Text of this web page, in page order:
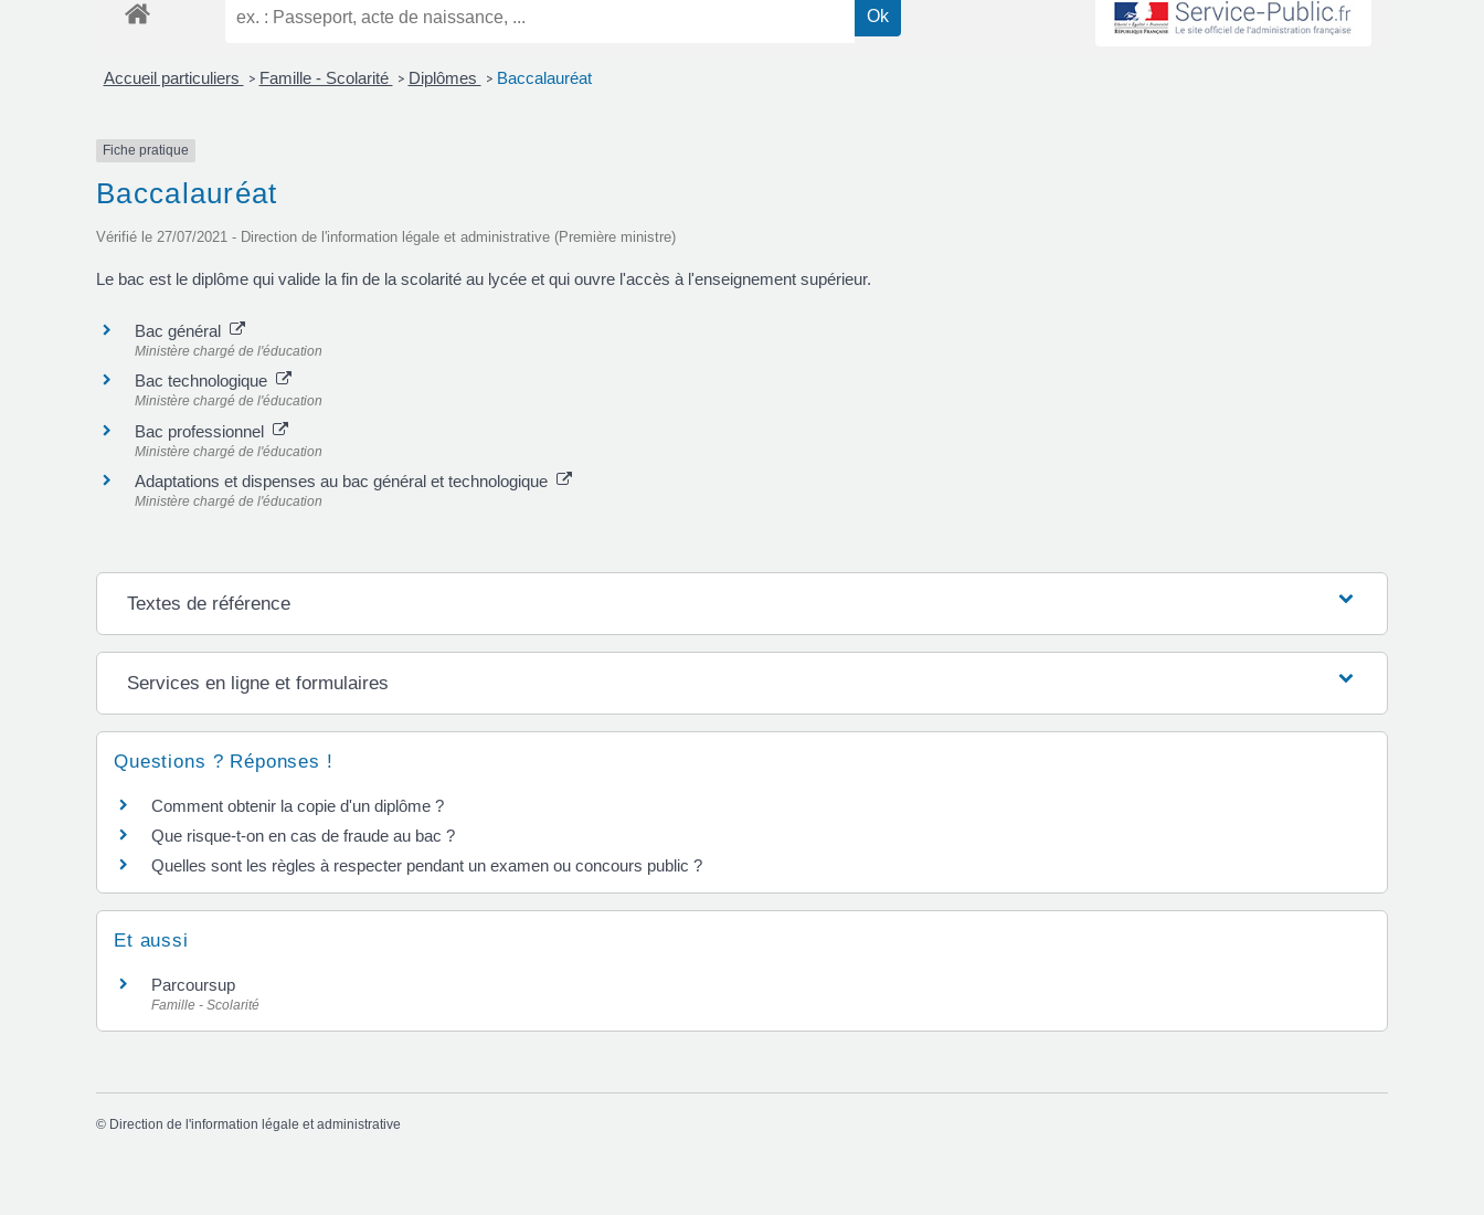
Accueil particuliers > Famille - Scolarité > Diplômes > Baccalauréat
Fiche pratique
Baccalauréat
Vérifié le 27/07/2021 - Direction de l'information légale et administrative (Première ministre)
Le bac est le diplôme qui valide la fin de la scolarité au lycée et qui ouvre l'accès à l'enseignement supérieur.
Bac général
Ministère chargé de l'éducation
Bac technologique
Ministère chargé de l'éducation
Bac professionnel
Ministère chargé de l'éducation
Adaptations et dispenses au bac général et technologique
Ministère chargé de l'éducation
Textes de référence
Services en ligne et formulaires
Questions ? Réponses !
Comment obtenir la copie d'un diplôme ?
Que risque-t-on en cas de fraude au bac ?
Quelles sont les règles à respecter pendant un examen ou concours public ?
Et aussi
Parcoursup
Famille - Scolarité
© Direction de l'information légale et administrative